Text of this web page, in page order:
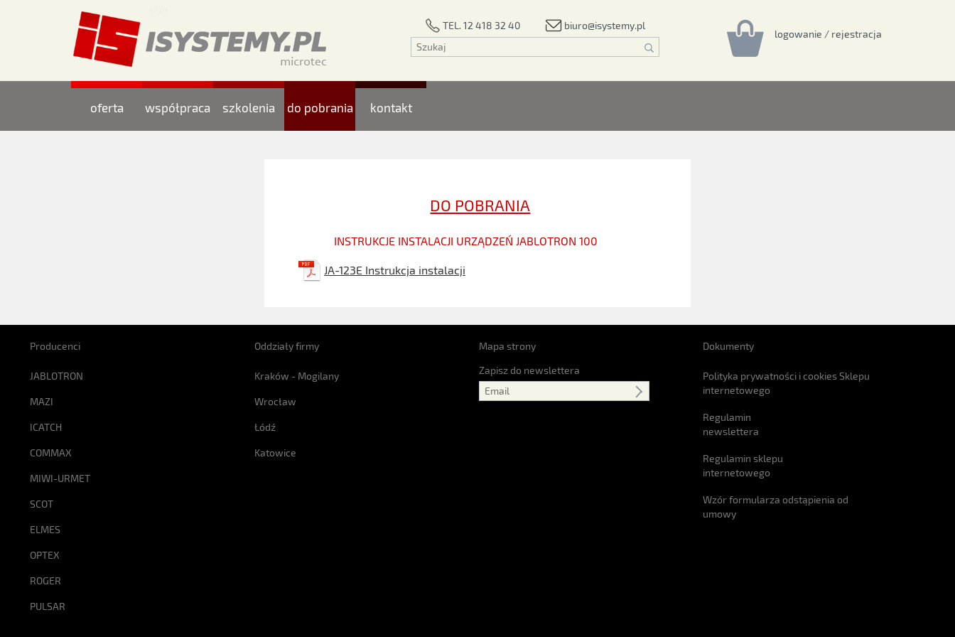
TEL. 12 418 32 40 biuro@isystemy.pl
logowanie / rejestracja
oferta współpraca szkolenia do pobrania kontakt
DO POBRANIA
INSTRUKCJE INSTALACJI URZĄDZEŃ JABLOTRON 100
JA-123E Instrukcja instalacji
Producenci
JABLOTRON
MAZI
ICATCH
COMMAX
MIWI-URMET
SCOT
ELMES
OPTEX
ROGER
PULSAR
Oddziały firmy
Kraków - Mogilany
Wrocław
Łódź
Katowice
Mapa strony
Zapisz do newslettera
Dokumenty
Polityka prywatności i cookies Sklepu
internetowego
Regulamin
newslettera
Regulamin sklepu
internetowego
Wzór formularza odstąpienia od
umowy